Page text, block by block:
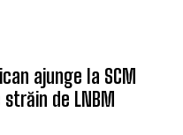
ajunge la SCM
de LNBM